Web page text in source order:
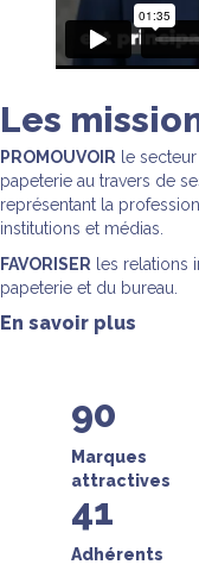
90
Marques
attractives
41
Adhérents
Les
PROMOUVOIR le
papeterie au travers de
représentant la
institutions et médias.
FAVORISER les relations
papeterie et du bureau.
En savoir plus